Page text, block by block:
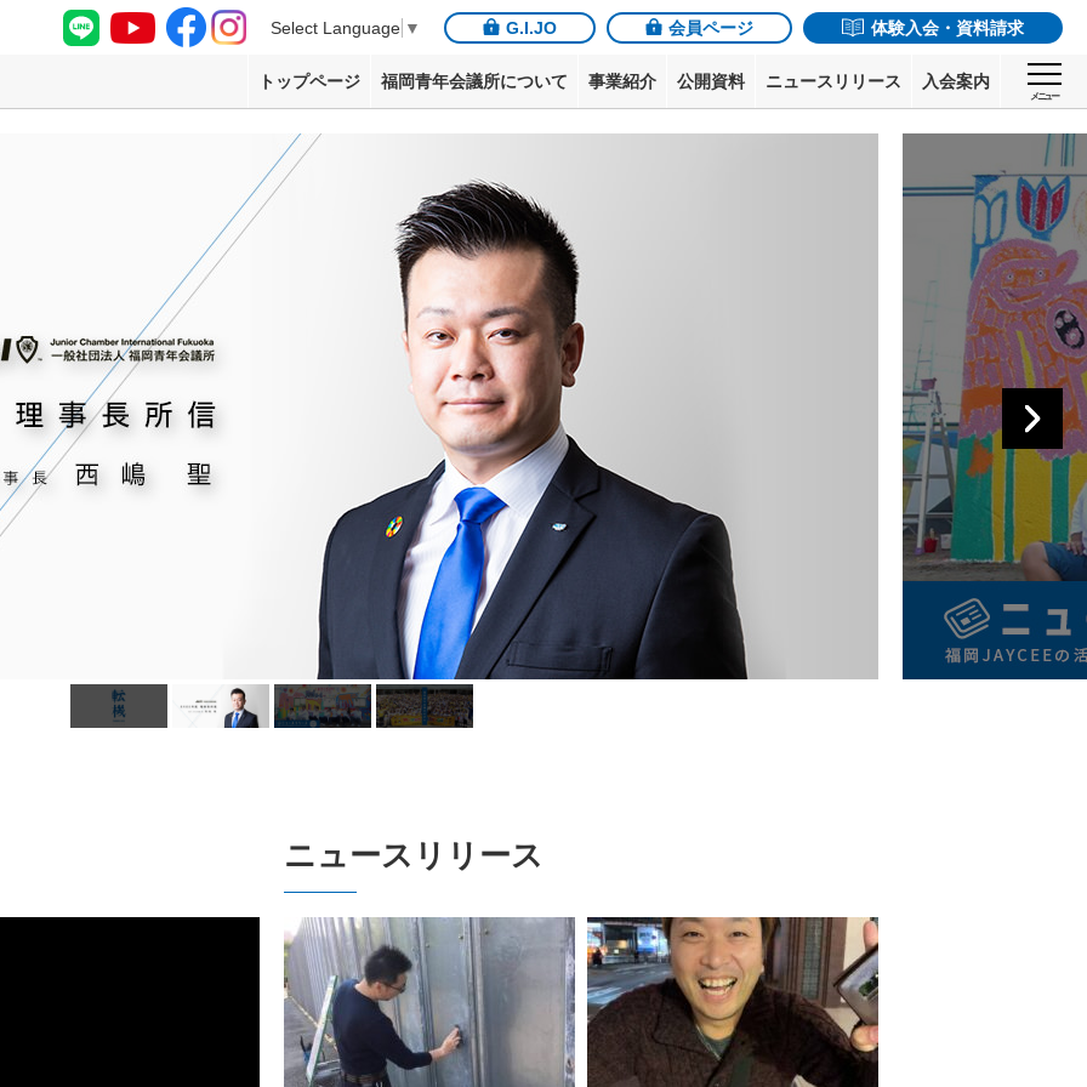
Select Language ▼ G.I.JO 会員ページ 体験入会・資料請求
トップページ 福岡青年会議所について 事業紹介 公開資料 ニュースリリース 入会案内
メニュー
ニュースリリース